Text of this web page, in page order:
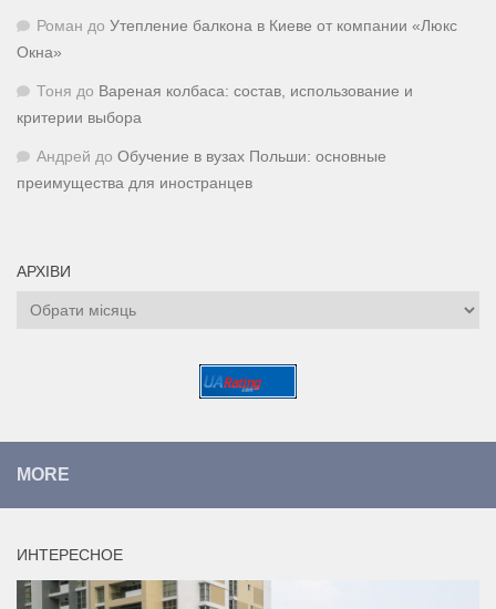
Роман до Утепление балкона в Киеве от компании «Люкс
Окна»
Тоня до Вареная колбаса: состав, использование и
критерии выбора
Андрей до Обучение в вузах Польши: основные
преимущества для иностранцев
АРХІВИ
Архіви
MORE
ИНТЕРЕСНОЕ